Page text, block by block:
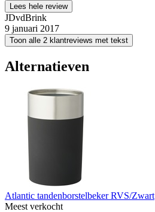
Lees hele review
JDvdBrink
9 januari 2017
Toon alle 2 klantreviews met tekst
Alternatieven
Atlantic tandenborstelbeker RVS/Zwart
Meest verkocht